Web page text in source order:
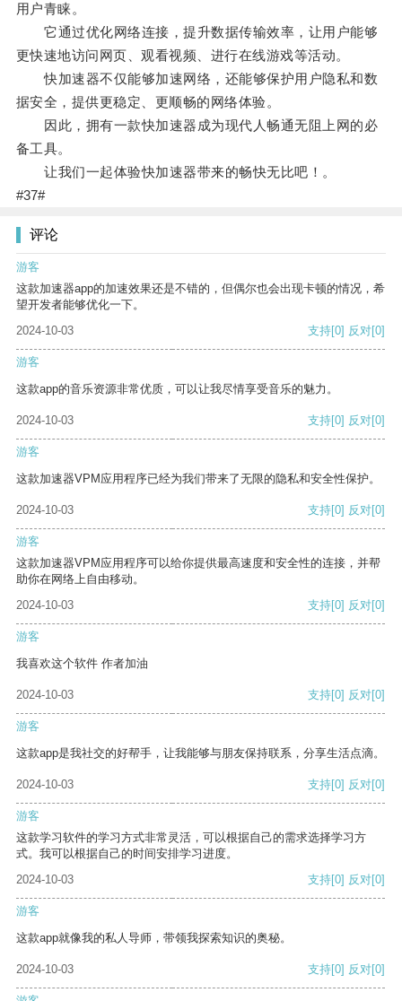
用户青睐。
它通过优化网络连接，提升数据传输效率，让用户能够
更快速地访问网页、观看视频、进行在线游戏等活动。
快加速器不仅能够加速网络，还能够保护用户隐私和数
据安全，提供更稳定、更顺畅的网络体验。
因此，拥有一款快加速器成为现代人畅通无阻上网的必
备工具。
让我们一起体验快加速器带来的畅快无比吧！。
#37#
评论
游客
这款加速器app的加速效果还是不错的，但偶尔也会出现卡顿的情况，希
望开发者能够优化一下。
2024-10-03
支持[0] 反对[0]
游客
这款app的音乐资源非常优质，可以让我尽情享受音乐的魅力。
2024-10-03 支持[0] 反对[0]
游客
这款加速器VPM应用程序已经为我们带来了无限的隐私和安全性保护。
2024-10-03 支持[0] 反对[0]
游客
这款加速器VPM应用程序可以给你提供最高速度和安全性的连接，并帮
助你在网络上自由移动。
2024-10-03
支持[0] 反对[0]
游客
我喜欢这个软件 作者加油
2024-10-03 支持[0] 反对[0]
游客
这款app是我社交的好帮手，让我能够与朋友保持联系，分享生活点滴。
2024-10-03 支持[0] 反对[0]
游客
这款学习软件的学习方式非常灵活，可以根据自己的需求选择学习方
式。我可以根据自己的时间安排学习进度。
2024-10-03
支持[0] 反对[0]
游客
这款app就像我的私人导师，带领我探索知识的奥秘。
2024-10-03 支持[0] 反对[0]